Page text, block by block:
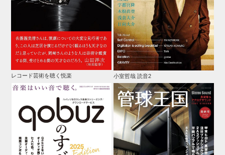
レコード芸術を聴く悦楽 小室哲哉 読音2